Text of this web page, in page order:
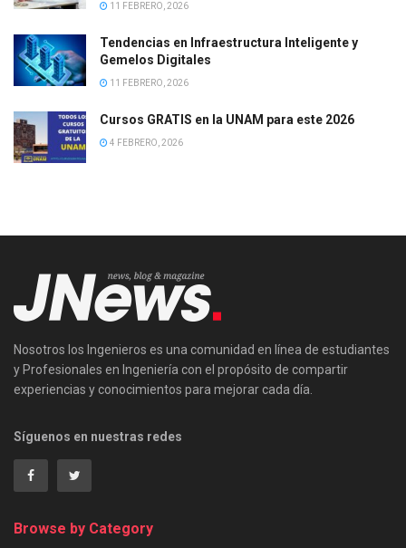
11 FEBRERO, 2026
Tendencias en Infraestructura Inteligente y
Gemelos Digitales
11 FEBRERO, 2026
Cursos GRATIS en la UNAM para este 2026
4 FEBRERO, 2026
Nosotros los Ingenieros es una comunidad en línea de estudiantes
y Profesionales en Ingeniería con el propósito de compartir
experiencias y conocimientos para mejorar cada día.
Síguenos en nuestras redes
Browse by Category